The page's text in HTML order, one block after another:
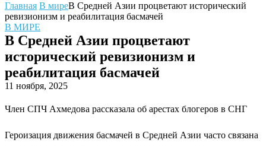
Главная В миреВ Средней Азии процветают исторический
ревизионизм и реабилитация басмачей
В МИРЕ
В Средней Азии процветают
исторический ревизионизм и
реабилитация басмачей
11 ноября, 2025
Член СПЧ Ахмедова рассказала об арестах блогеров в СНГ
Героизация движения басмачей в Средней Азии часто связана